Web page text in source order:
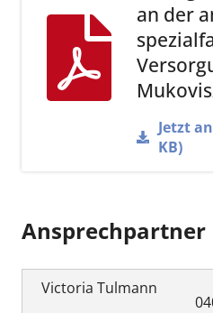
an der
Jetzt
KB)
Ansprechpartner
Victoria Tulmann